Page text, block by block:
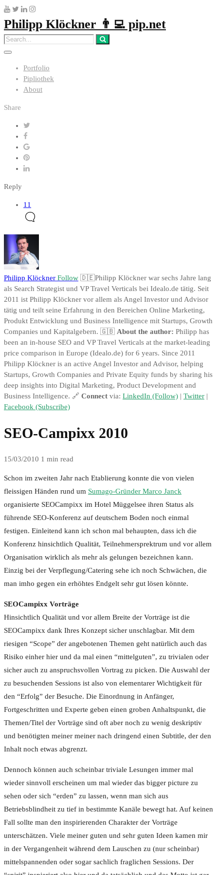
Philipp Klöckner 👨‍💻 pip.net
Portfolio
Pipliothek
About
Share
Reply
11
Philipp Klöckner Follow 🇩🇪Philipp Klöckner war sechs Jahre lang
als Search Strategist und VP Travel Verticals bei Idealo.de tätig. Seit
2011 ist Philipp Klöckner vor allem als Angel Investor und Advisor
tätig und teilt seine Erfahrung in den Bereichen Online Marketing,
Produkt Entwicklung und Business Intelligence mit Startups, Growth
Companies und Kapitalgebern. 🇬🇧 About the author: Philipp has
been an in-house SEO and VP Travel Verticals at the market-leading
price comparison in Europe (Idealo.de) for 6 years. Since 2011
Philipp Klöckner is an active Angel Investor and Advisor, helping
Startups, Growth Companies and Private Equity funds by sharing his
deep insights into Digital Marketing, Product Development and
Business Intelligence. 🔗 Connect via: LinkedIn (Follow) | Twitter |
Facebook (Subscribe)
SEO-Campixx 2010
15/03/2010 1 min read
Schon im zweiten Jahr nach Etablierung konnte die von vielen
fleissigen Händen rund um Sumago-Gründer Marco Janck
organisierte SEOCampixx im Hotel Müggelsee ihren Status als
führende SEO-Konferenz auf deutschem Boden noch einmal
festigen. Einleitend kann ich schon mal behaupten, dass ich die
Konferenz hinsichtlich Qualität, Teilnehmersprektrum und vor allem
Organisation wirklich als mehr als gelungen bezeichnen kann.
Einzig bei der Verpflegung/Catering sehe ich noch Schwächen, die
man imho gegen ein erhöhtes Endgelt sehr gut lösen könnte.
SEOCampixx Vorträge
Hinsichtlich Qualität und vor allem Breite der Vorträge ist die
SEOCampixx dank Ihres Konzept sicher unschlagbar. Mit dem
riesigen “Scope” der angebotenen Themen geht natürlich auch das
Risiko einher hier und da mal einen “mittelguten”, zu trivialen oder
sicher auch zu anspruchsvollen Vortrag zu picken. Die Auswahl der
zu besuchenden Sessions ist also von elementarer Wichtigkeit für
den “Erfolg” der Besuche. Die Einordnung in Anfänger,
Fortgeschritten und Experte geben einen groben Anhaltspunkt, die
Themen/Titel der Vorträge sind oft aber noch zu wenig deskriptiv
und benötigten meiner meiner nach dringend einen Subtitle, der den
Inhalt noch etwas abgrenzt.
Dennoch können auch scheinbar triviale Lesungen immer mal
wieder sinnvoll erscheinen um mal wieder das bigger picture zu
sehen oder sich “erden” zu lassen, wenn man sich aus
Betriebsblindheit zu tief in bestimmte Kanäle bewegt hat. Auf keinen
Fall sollte man den inspirierenden Charakter der Vorträge
unterschätzen. Viele meiner guten und sehr guten Ideen kamen mir
in der Vergangenheit während dem Lauschen zu (nur scheinbar)
mittelspannenden oder sogar sachlich fraglichen Sessions. Der